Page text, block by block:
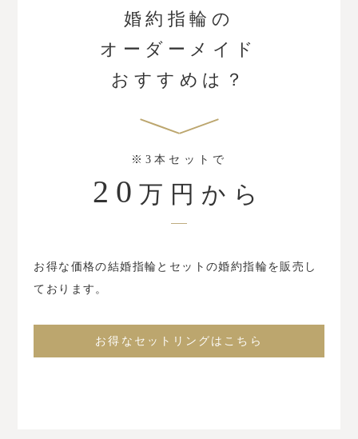
婚約指輪の
オーダーメイド
おすすめは？
※3本セットで
20 万円から
お得な価格の結婚指輪とセットの婚約指輪を販売し
ております。
お得なセットリングはこちら